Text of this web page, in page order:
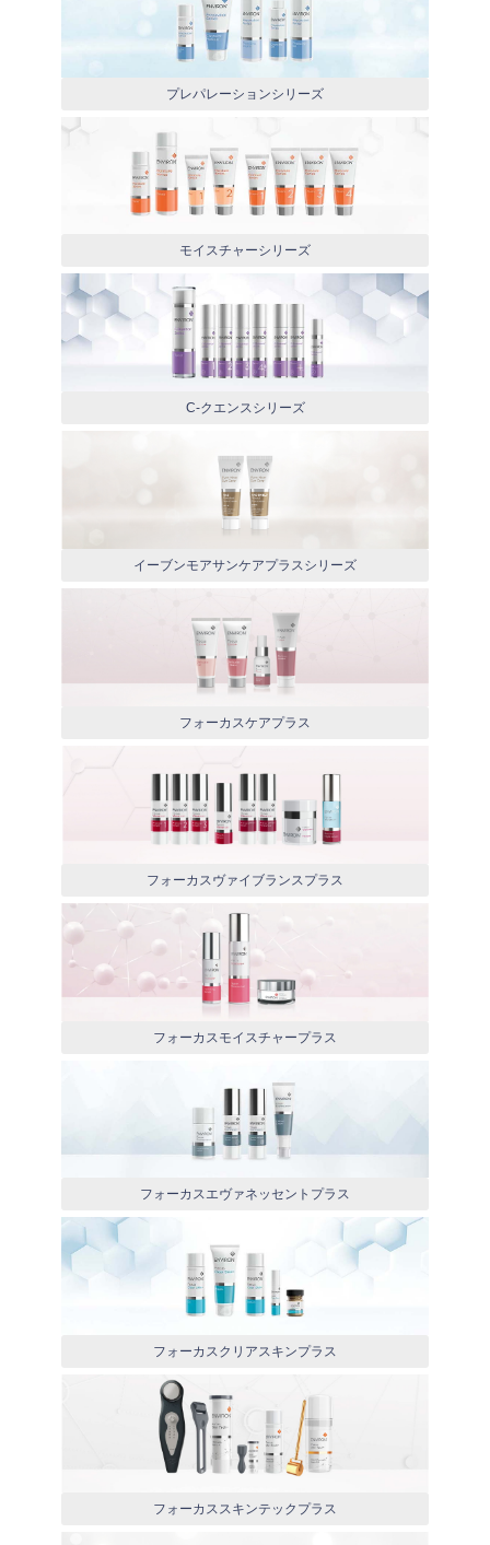
プレパレーションシリーズ
モイスチャーシリーズ
C-クエンスシリーズ
イーブンモアサンケアプラスシリーズ
フォーカスケアプラス
フォーカスヴァイブランスプラス
フォーカスモイスチャープラス
フォーカスエヴァネッセントプラス
フォーカスクリアスキンプラス
フォーカススキンテックプラス